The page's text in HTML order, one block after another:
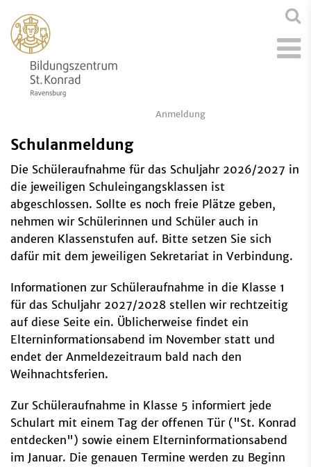
Anmeldung
Schulanmeldung
Die Schüleraufnahme für das Schuljahr 2026/2027 in
die jeweiligen Schuleingangsklassen ist
abgeschlossen. Sollte es noch freie Plätze geben,
nehmen wir Schülerinnen und Schüler auch in
anderen Klassenstufen auf. Bitte setzen Sie sich
dafür mit dem jeweiligen Sekretariat in Verbindung.
Informationen zur Schüleraufnahme in die Klasse 1
für das Schuljahr 2027/2028 stellen wir rechtzeitig
auf diese Seite ein. Üblicherweise findet ein
Elterninformationsabend im November statt und
endet der Anmeldezeitraum bald nach den
Weihnachtsferien.
Zur Schüleraufnahme in Klasse 5 informiert jede
Schulart mit einem Tag der offenen Tür ("St. Konrad
entdecken") sowie einem Elterninformationsabend
im Januar. Die genauen Termine werden zu Beginn